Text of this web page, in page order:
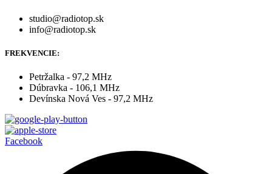
studio@radiotop.sk
info@radiotop.sk
FREKVENCIE:
Petržalka - 97,2 MHz
Dúbravka - 106,1 MHz
Devínska Nová Ves - 97,2 MHz
Facebook